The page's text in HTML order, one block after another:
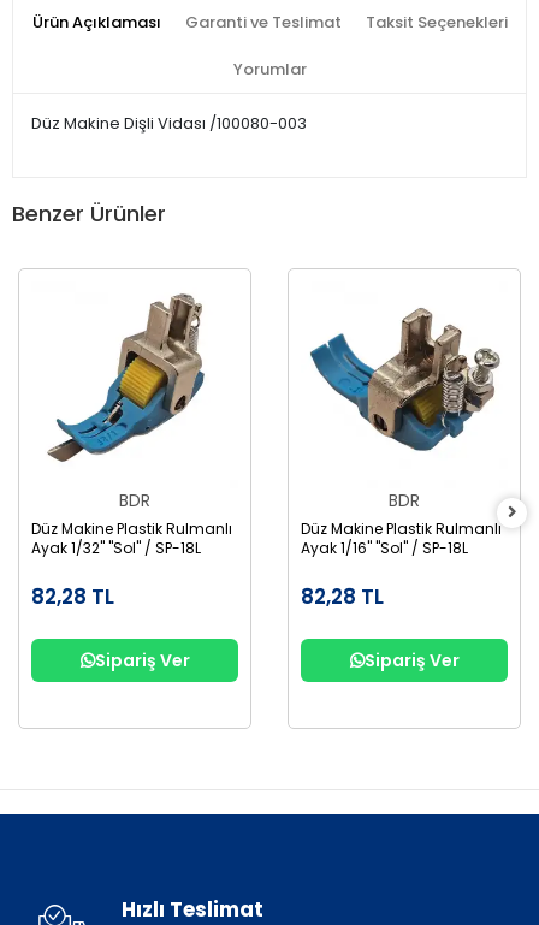
Ürün Açıklaması Garanti ve Teslimat Taksit Seçenekleri
Yorumlar
Düz Makine Dişli Vidası /100080-003
Benzer Ürünler
BDR
Düz Makine Plastik Rulmanlı
Ayak 1/32" "Sol" / SP-18L
82,28 TL
Sipariş Ver
BDR
Düz Makine Plastik Rulmanlı
Ayak 1/16" "Sol" / SP-18L
82,28 TL
Sipariş Ver
Hızlı Teslimat